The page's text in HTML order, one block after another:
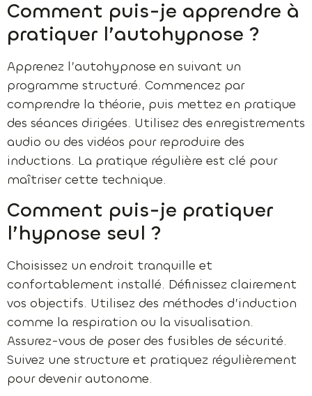
Comment puis-je apprendre à
pratiquer l’autohypnose ?
Apprenez l’autohypnose en suivant un
programme structuré. Commencez par
comprendre la théorie, puis mettez en pratique
des séances dirigées. Utilisez des enregistrements
audio ou des vidéos pour reproduire des
inductions. La pratique régulière est clé pour
maîtriser cette technique.
Comment puis-je pratiquer
l’hypnose seul ?
Choisissez un endroit tranquille et
confortablement installé. Définissez clairement
vos objectifs. Utilisez des méthodes d’induction
comme la respiration ou la visualisation.
Assurez-vous de poser des fusibles de sécurité.
Suivez une structure et pratiquez régulièrement
pour devenir autonome.